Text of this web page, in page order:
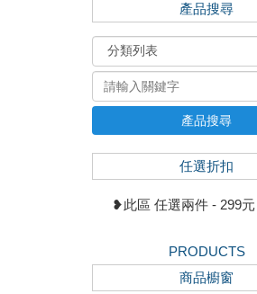
產品搜尋
產品搜尋
任選折扣
❥此區 任選兩件 - 299元
PRODUCTS
商品櫥窗